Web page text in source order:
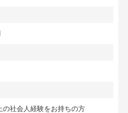
の社会人経験をお持ちの方